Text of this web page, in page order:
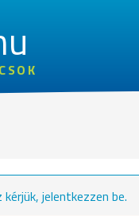
jelentkezzen be.